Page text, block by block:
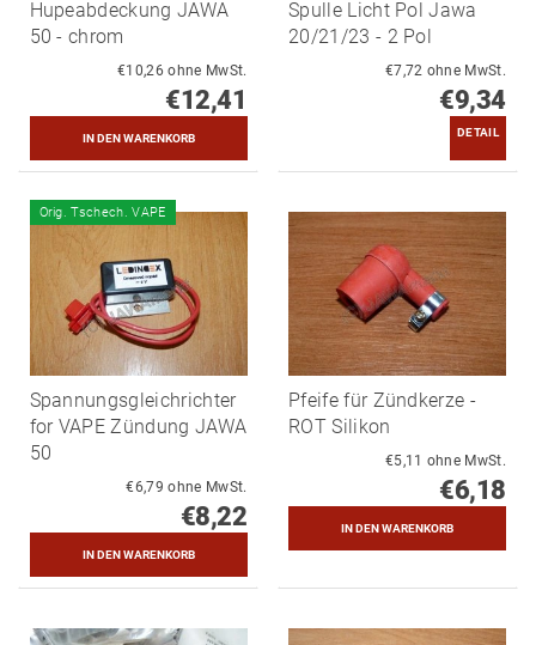
Hupeabdeckung JAWA
50 - chrom
€10,26 ohne MwSt.
€12,41
Spulle Licht Pol Jawa
20/21/23 - 2 Pol
€7,72 ohne MwSt.
€9,34
DETAIL
Orig. Tschech. VAPE
Spannungsgleichrichter
for VAPE Zündung JAWA
50
€6,79 ohne MwSt.
€8,22
Pfeife für Zündkerze -
ROT Silikon
€5,11 ohne MwSt.
€6,18